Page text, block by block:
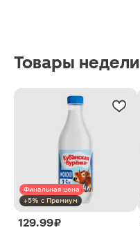
Товары недели
Финальная цена
+5% с Премиум
129.99 ₽